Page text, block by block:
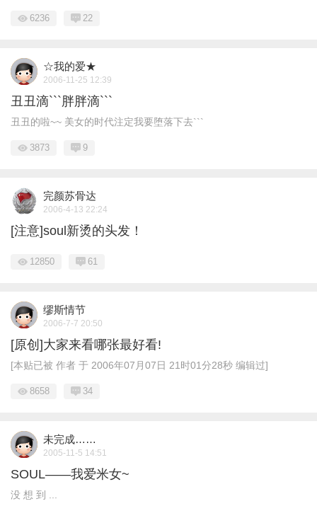
6236 22
☆我的爱★
2006-11-25 12:39
丑丑滴```胖胖滴```
丑丑的啦~~ 美女的时代注定我要堕落下去```
3873 9
完颜苏骨达
2006-4-13 22:24
[注意]soul新烫的头发！
12850 61
缪斯情节
2006-7-7 20:50
[原创]大家来看哪张最好看!
[本贴已被 作者 于 2006年07月07日 21时01分28秒 编辑过]
8658 34
未完成……
2005-11-5 14:51
SOUL——我爱米女~
没 想 到 ...